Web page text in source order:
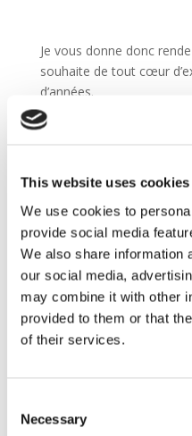
This website uses cookies
We use cookies to
provide social media
We also share information
our social media,
may combine it with other
provided to them or that
of their services.
Selection
Necessary
Je vous donne donc
souhaite de tout cœur
d’années.